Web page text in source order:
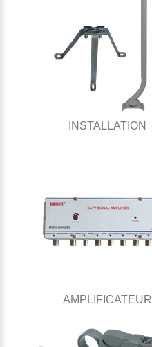
INSTALLATION
AMPLIFICATEUR